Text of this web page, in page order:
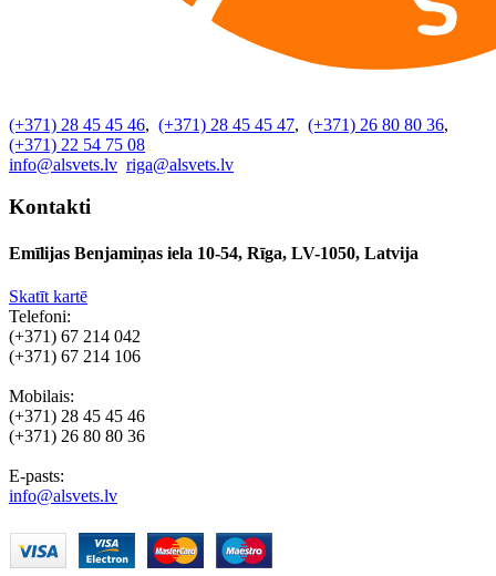
(+371) 28 45 45 46, (+371) 28 45 45 47, (+371) 26 80 80 36,
(+371) 22 54 75 08
info@alsvets.lv riga@alsvets.lv
Kontakti
Emīlijas Benjamiņas iela 10-54, Rīga, LV-1050, Latvija
Skatīt kartē
Telefoni:
(+371) 67 214 042
(+371) 67 214 106
Mobilais:
(+371) 28 45 45 46
(+371) 26 80 80 36
E-pasts:
info@alsvets.lv